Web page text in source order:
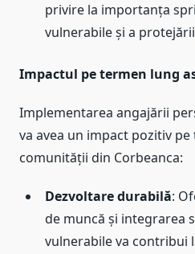
privire la importanța
vulnerabile și a
Impactul pe termen lung
Implementarea angajării
va avea un impact pozitiv
comunității din Corbeanca:
Dezvoltare durabilă:
de muncă și integrarea
vulnerabile va contribui